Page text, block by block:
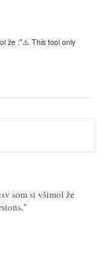
že :"⚠️ This tool only
som si všimol že